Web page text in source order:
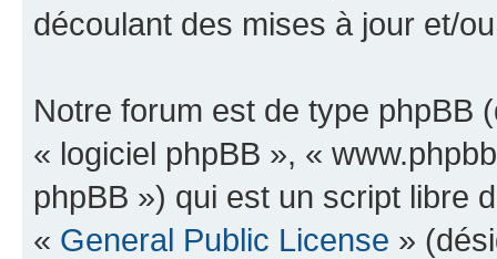
découlant des mises à jour et/
Notre forum est de type phpBB
« logiciel phpBB », «
phpBB ») qui est un script libre
« General Public License »